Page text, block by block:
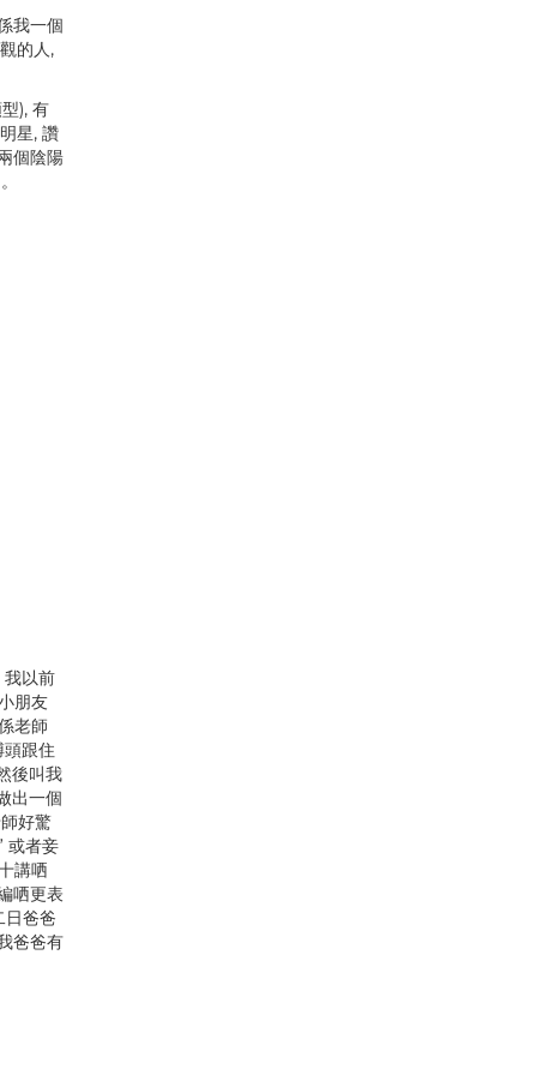
我一個
的人,
), 有
星, 讚
個陰陽
我以前
朋友
老師
跟住
後叫我
出一個
好驚
或者妾
講哂
哂更表
日爸爸
爸爸有